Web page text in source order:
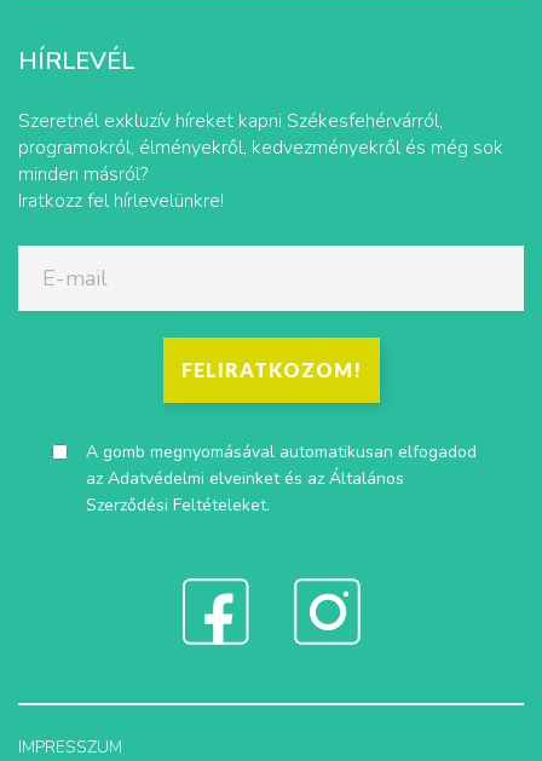
HÍRLEVÉL
Szeretnél exkluzív híreket kapni Székesfehérvárról,
programokról, élményekről, kedvezményekről és még sok
minden másról?
Iratkozz fel hírlevelünkre!
FELIRATKOZOM!
A gomb megnyomásával automatikusan elfogadod
az Adatvédelmi elveinketés az Általános
Szerződési Feltételeket.
IMPRESSZUM